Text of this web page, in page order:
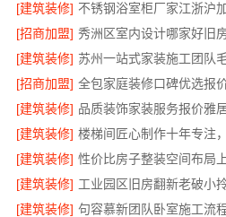
[建筑装修]
[招商加盟]
[建筑装修] 苏州一站式家装施工团队
[招商加盟]
[建筑装修] 品质装饰家装服务报价雅
[建筑装修] 楼梯间匠心制作十年专注
[建筑装修]
[建筑装修]
[建筑装修] 句容慕新团队卧室施工流